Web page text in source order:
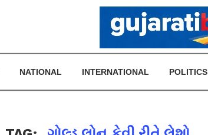
NATIONAL INTERNATIONAL POLITICS